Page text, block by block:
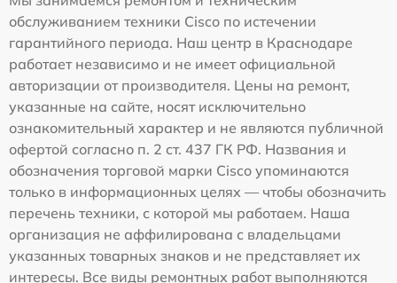
обслуживанием техники Cisco по истечении
гарантийного периода. Наш центр в Краснодаре
работает независимо и не имеет официальной
авторизации от производителя. Цены на ремонт,
указанные на сайте, носят исключительно
ознакомительный характер и не являются публичной
офертой согласно п. 2 ст. 437 ГК РФ. Названия и
обозначения торговой марки Cisco упоминаются
только в информационных целях — чтобы обозначить
перечень техники, с которой мы работаем. Наша
организация не аффилирована с владельцами
указанных товарных знаков и не представляет их
интересы. Все виды ремонтных работ выполняются